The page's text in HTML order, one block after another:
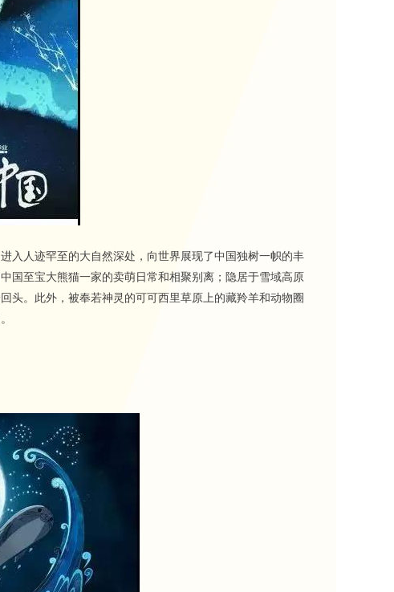
人迹罕至的大自然深处，向世界展现了中国独树一帜的丰
国至宝大熊猫一家的卖萌日常和相聚别离；隐居于雪域高原
头。此外，被奉若神灵的可可西里草原上的藏羚羊和动物圈